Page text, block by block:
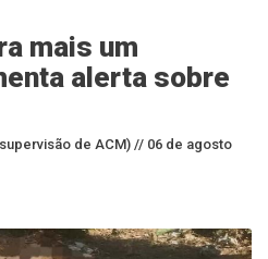
mais um
alerta sobre
de ACM) // 06 de agosto